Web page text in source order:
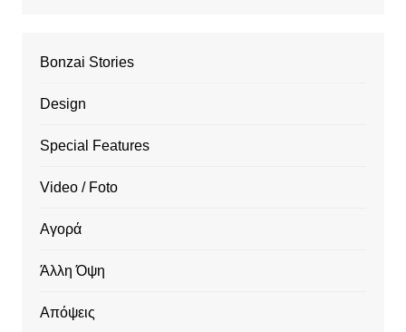
Bonzai Stories
Design
Special Features
Video / Foto
Αγορά
Άλλη Όψη
Απόψεις